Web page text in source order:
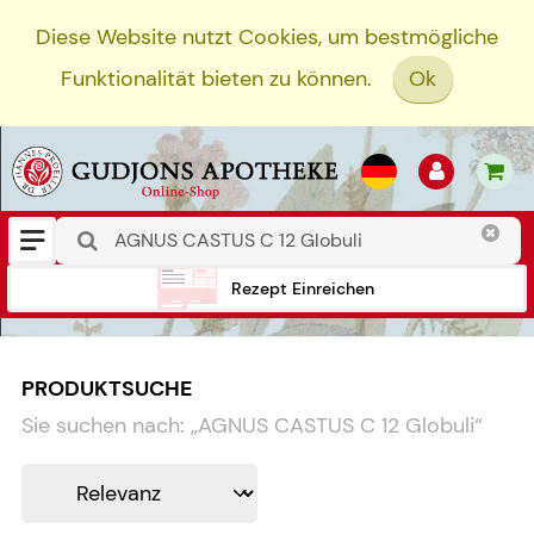
Diese Website nutzt Cookies, um bestmögliche
Funktionalität bieten zu können.
Ok
Rezept Einreichen
PRODUKTSUCHE
Sie suchen nach: „AGNUS CASTUS C 12 Globuli“